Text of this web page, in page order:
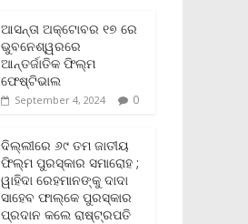
L
i
n
k
t
F
r
i
e
n
l
y
e
ଆସନ୍ତା ଅକ୍ଟୋବର ୧୭ ରେ
ଭୁବନେଶ୍ୱରରେ
ଆନ୍ତର୍ଜାତିକ ଫିଲ୍ମ
ଫେଷ୍ଟିଭାଲ
September 4, 2024 0
ଦିଲ୍ଲୀରେ ୬୯ ତମ ଜାତୀୟ
ଫିଲ୍ମ ପୁରସ୍କାର ସମାରୋହ ;
ୱାହିଦା ରେହମାନଙ୍କୁ ଦାଦା
ସାହେବ ଫାଲ୍‌କେ ପୁରସ୍କାର
ପ୍ରଦାନ କଲେ ରାଷ୍ଟ୍ରପତି